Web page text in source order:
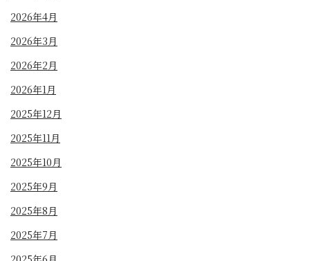
2026年4月
2026年3月
2026年2月
2026年1月
2025年12月
2025年11月
2025年10月
2025年9月
2025年8月
2025年7月